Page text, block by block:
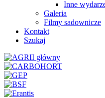
Inne
Galeria
Filmy sadownicze
Kontakt
Szukaj